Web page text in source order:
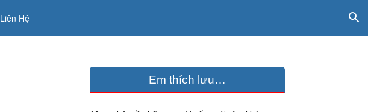
Liên Hệ
Em thích lưu…